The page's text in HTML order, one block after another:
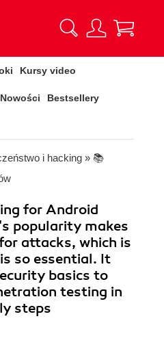
Kursy video
Nowości Bestsellery
i hacking » 📚
for Android
popularity makes
attacks, which is
so essential. It
basics to
testing in
steps